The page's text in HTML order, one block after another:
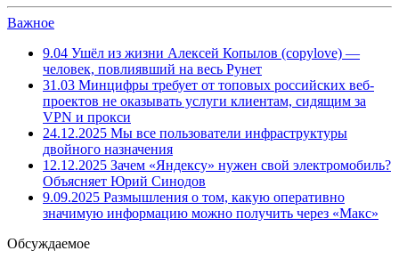
Важное
9.04 Ушёл из жизни Алексей Копылов (copylove) —
человек, повлиявший на весь Рунет
31.03 Минцифры требует от топовых российских веб-
проектов не оказывать услуги клиентам, сидящим за
VPN и прокси
24.12.2025 Мы все пользователи инфраструктуры
двойного назначения
12.12.2025 Зачем «Яндексу» нужен свой электромобиль?
Объясняет Юрий Синодов
9.09.2025 Размышления о том, какую оперативно
значимую информацию можно получить через «Макс»
Обсуждаемое